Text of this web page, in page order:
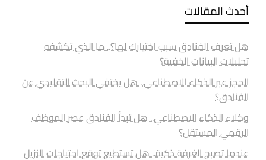
أحدث المقالات
هل تعرف الفنادق سبب اختيارك لها؟.. ما الذي تكشفه
تحليلات البيانات الخفية؟
الحجز عبر الذكاء الاصطناعي.. هل يختفي البحث التقليدي عن
الفنادق؟
وكلاء الذكاء الاصطناعي.. هل تبدأ الفنادق عصر الموظف
الرقمي المستقل؟
عندما تصبح الغرفة ذكية.. هل تستطيع توقع احتياجات النزيل